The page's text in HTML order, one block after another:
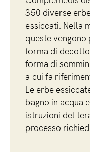
350 diverse
essiccati. Nella
queste
forma di
forma di
a cui fa
Le erbe
bagno in acqua
istruzioni del
processo